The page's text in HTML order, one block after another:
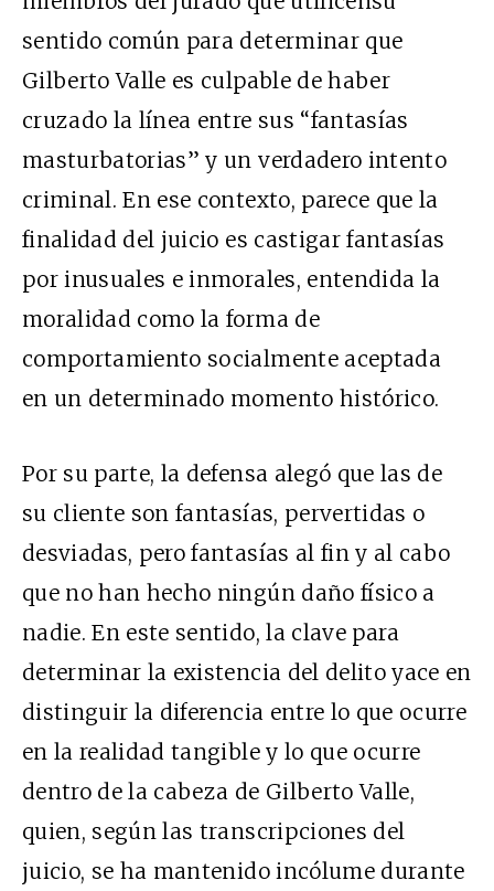
sentido común para determinar que
Gilberto Valle es culpable de haber
cruzado la línea entre sus “fantasías
masturbatorias” y un verdadero intento
criminal. En ese contexto, parece que la
finalidad del juicio es castigar fantasías
por inusuales e inmorales, entendida la
moralidad como la forma de
comportamiento socialmente aceptada
en un determinado momento histórico.
Por su parte, la defensa alegó que las de
su cliente son fantasías, pervertidas o
desviadas, pero fantasías al fin y al cabo
que no han hecho ningún daño físico a
nadie. En este sentido, la clave para
determinar la existencia del delito yace en
distinguir la diferencia entre lo que ocurre
en la realidad tangible y lo que ocurre
dentro de la cabeza de Gilberto Valle,
quien, según las transcripciones del
juicio, se ha mantenido incólume durante